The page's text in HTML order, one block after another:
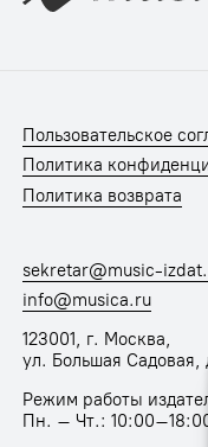
Пользовательское
Политика
Политика возврата
sekretar@music-
info@musica.ru
123001, г. Москва,
ул. Большая Садовая,
Режим работы
Пн. – Чт.: